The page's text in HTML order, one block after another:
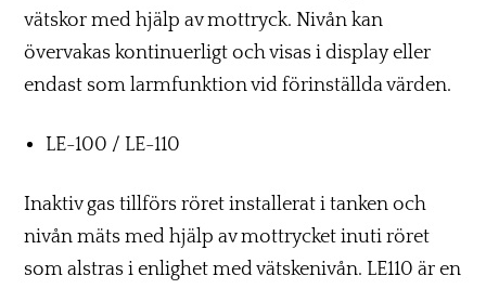
vätskor med hjälp av mottryck. Nivån kan
övervakas kontinuerligt och visas i display eller
endast som larmfunktion vid förinställda värden.
LE-100 / LE-110
Inaktiv gas tillförs röret installerat i tanken och
nivån mäts med hjälp av mottrycket inuti röret
som alstras i enlighet med vätskenivån. LE110 är en